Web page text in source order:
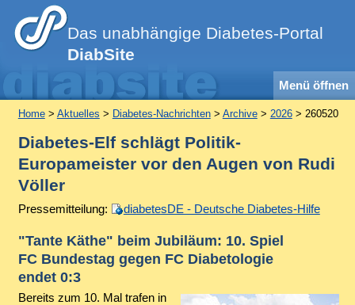
Das unabhängige Diabetes-Portal
DiabSite
Menü öffnen
Home> Aktuelles > Diabetes-Nachrichten> Archive> 2026> 260520
Diabetes-Elf schlägt Politik-
Europameister vor den Augen von Rudi
Völler
Pressemitteilung: diabetesDE - Deutsche Diabetes-Hilfe
"Tante Käthe" beim Jubiläum: 10. Spiel
FC Bundestag gegen FC Diabetologie
endet 0:3
Bereits zum 10. Mal trafen in